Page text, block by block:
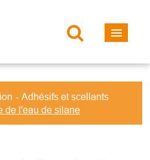
Adhésifs et scellants
de l'eau de silane